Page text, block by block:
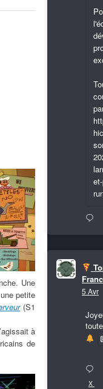
Une
petite
(S1
à
de
5 Avr
X